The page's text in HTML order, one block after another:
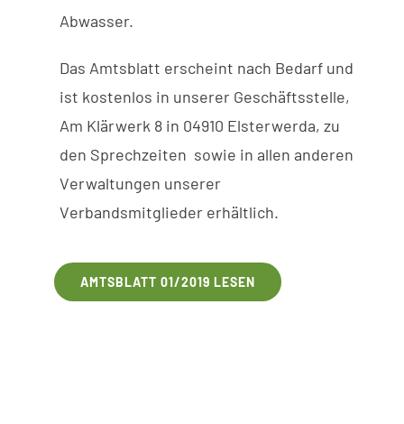
Abwasser.
Das Amtsblatt erscheint nach Bedarf und
ist kostenlos in unserer Geschäftsstelle,
Am Klärwerk 8 in 04910 Elsterwerda,zu
den Sprechzeiten sowie in allen anderen
Verwaltungen unserer
Verbandsmitglieder erhältlich.
AMTSBLATT 01/2019 LESEN